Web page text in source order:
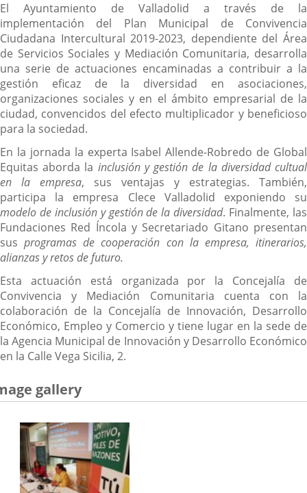
El Ayuntamiento de Valladolid a través de la
implementación del Plan Municipal de Convivencia
Ciudadana Intercultural 2019-2023, dependiente del Área
de Servicios Sociales y Mediación Comunitaria, desarrolla
una serie de actuaciones encaminadas a contribuir a la
gestión eficaz de la diversidad en asociaciones,
organizaciones sociales y en el ámbito empresarial de la
ciudad, convencidos del efecto multiplicador y beneficioso
para la sociedad.
En la jornada la experta Isabel Allende-Robredo de Global
Equitas aborda la inclusión y gestión de la diversidad cultual
en la empresa, sus ventajas y estrategias. También,
participa la empresa Clece Valladolid exponiendo su
modelo de inclusión y gestión de la diversidad. Finalmente, las
Fundaciones Red Íncola y Secretariado Gitano presentan
susprogramas de cooperación con la empresa, itinerarios,
alianzas y retos de futuro.
Esta actuación está organizada por la Concejalía de
Convivencia y Mediación Comunitaria cuenta con la
colaboración de la Concejalía de Innovación, Desarrollo
Económico, Empleo y Comercio y tiene lugar en la sede de
la Agencia Municipal de Innovación y Desarrollo Económico
en la Calle Vega Sicilia, 2.
gallery